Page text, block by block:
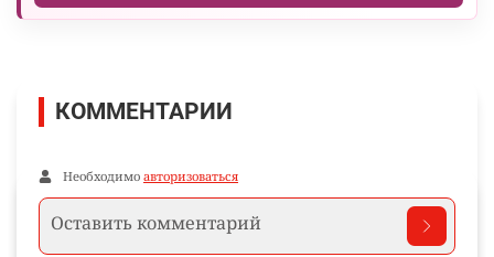
КОММЕНТАРИИ
Необходимо авторизоваться